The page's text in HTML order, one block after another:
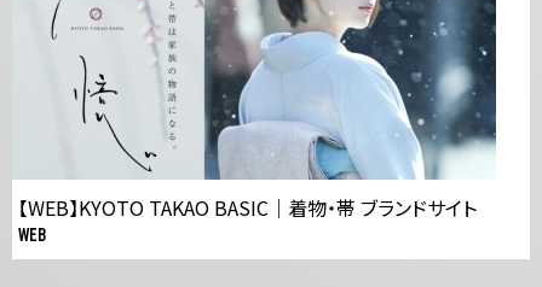
【WEB】KYOTO TAKAO BASIC｜着物・帯 ブランドサイト
WEB